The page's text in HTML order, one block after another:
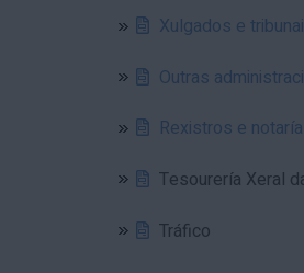
Xulgados e
Outras
Rexistros e
Tesourería Xeral
Tráfico